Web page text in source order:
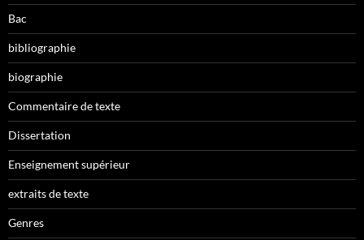
Bac
bibliographie
biographie
Commentaire de texte
Dissertation
Enseignement supérieur
extraits de texte
Genres